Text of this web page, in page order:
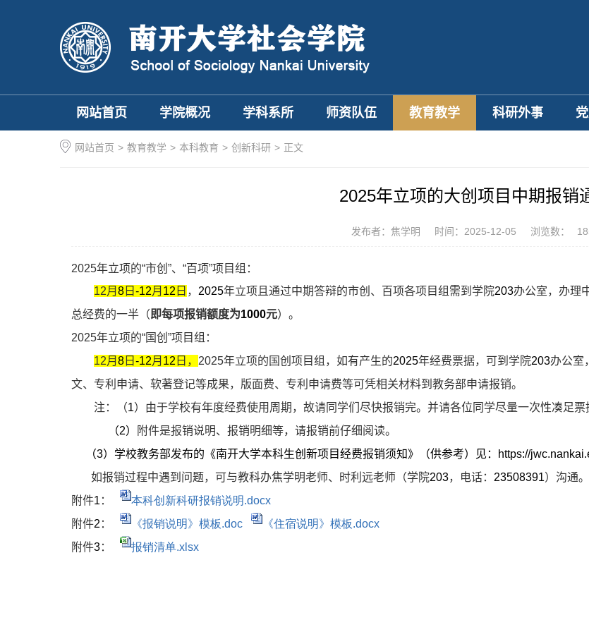
网站首页 学院概况 学科系所 师资队伍 教育教学 科研外事
网站首页 > 教育教学 > 本科教育 > 创新科研 > 正文
2025年立项的大创项目中期报销
发布者：焦学明 时间：2025-12-05 浏览数：
2025年立项的“市创”、“百项”项目组：
12月 8 日 -12月 12 日 ， 2025年立项且通过中期答辩的市创、百项各项目组需到学院203办公室，办理
总经费的一半（ 即每项报销额度为1000元）。
2025年立项的“国创”项目组：
12月 8 日 -12月 12 日， 2025年立项的国创项目组，如有产生的2025年经费票据，可到学院203办公室
文、专利申请、软著登记等成果，版面费、专利申请费等可凭相关材料到教务部申请报销。
注：（1）由于学校有年度经费使用周期，故请同学们尽快报销完。并请各位同学尽量一次性凑足票
（2）
附件是报销说明、报销明细等，请报销前仔细阅读。
（3）学校教务部发布的《南开大学本科生创新项目经费报销须知》（供参考）见：
https://
如报销过程中遇到问题，可与教科办焦学明老师、时利远老师（学院203，电话： 23508391）沟通。
附件1 ：
本科创新科研报销说明.docx
附件2 ： 《报销说明》模板.doc
《住宿说明》模板.docx
附件3：
报销清单.xlsx